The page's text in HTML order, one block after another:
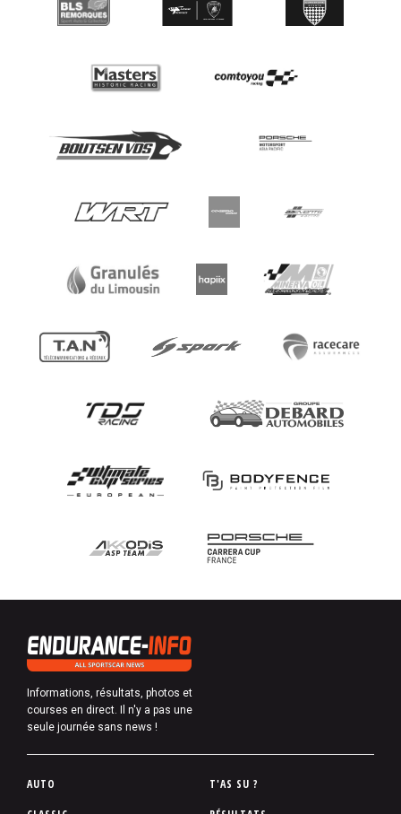
Informations, résultats, photos et
courses en direct. Il n'y a pas une
seule journée sans news !
P
AUTO
T'AS SU ?